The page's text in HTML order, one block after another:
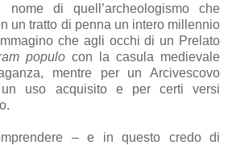
di quell’archeologismo che
un tratto di penna un intero millennio
che agli occhi di un Prelato
populo con la casula medievale
mentre per un Arcivescovo
uso acquisito e per certi versi
– e in questo credo di